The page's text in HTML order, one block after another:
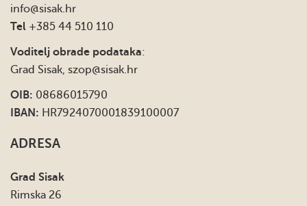
info@sisak.hr
Tel +385 44 510 110
Voditelj obrade podataka:
Grad Sisak, szop@sisak.hr
OIB: 08686015790
IBAN: HR7924070001839100007
ADRESA
Grad Sisak
Rimska 26